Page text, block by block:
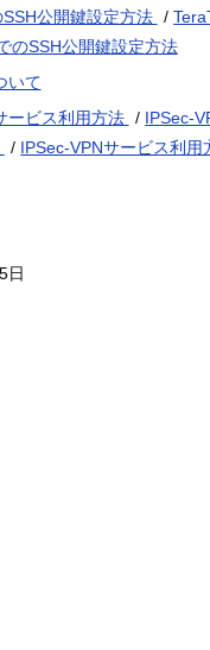
公開鍵設定方法 /
のSSH公開鍵設定方法
いて
ービス利用方法 / IPSec-
/ IPSec-VPNサービス利用
日